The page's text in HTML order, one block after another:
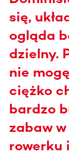
się,
ogląda
dzielny.
nie
ciężko
bardzo
zabaw
rowerku